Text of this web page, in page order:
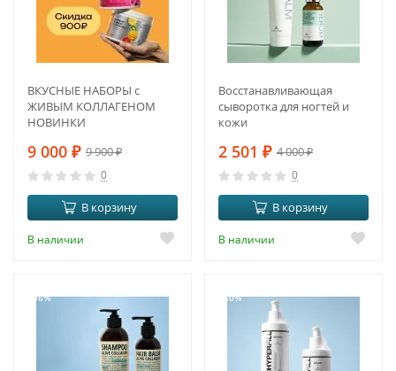
ВКУСНЫЕ НАБОРЫ с
ЖИВЫМ КОЛЛАГЕНОМ
НОВИНКИ
9 000 ₽ 9 900₽
0
В корзину
В наличии
Восстанавливающая
сыворотка для ногтей и
кожи
2 501 ₽ 4 000₽
0
В корзину
В наличии
-36% -50%